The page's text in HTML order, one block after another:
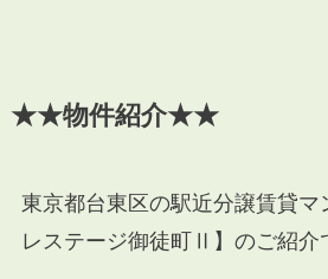
★★物件紹介★★
東京都台東区の駅近分譲賃貸マ
レステージ御徒町Ⅱ】のご紹介